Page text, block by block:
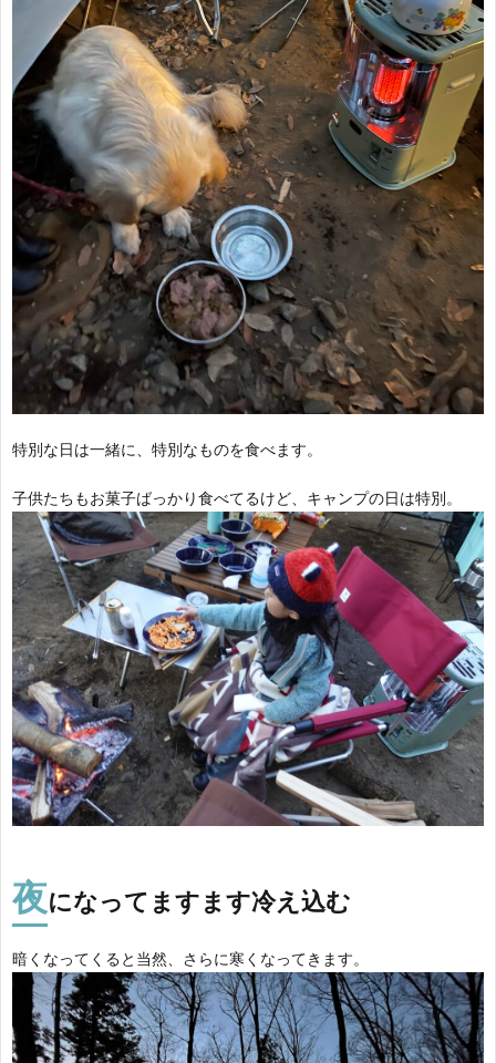
特別な日は一緒に、特別なものを食べます。
子供たちもお菓子ばっかり食べてるけど、キャンプの日は特別。
夜になってますます冷え込む
暗くなってくると当然、さらに寒くなってきます。